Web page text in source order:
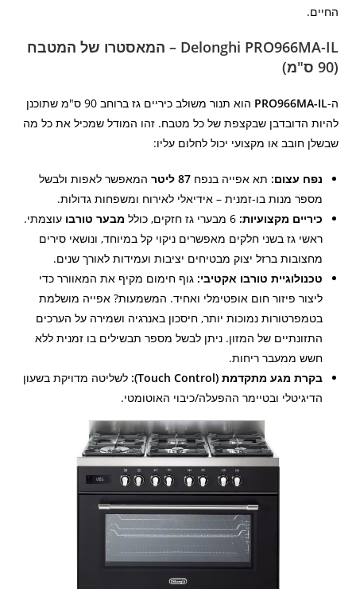
החיים.
Delonghi PRO966MA-IL – המאסטרו של המטבח
(90 ס"מ)
ה-PRO966MA-IL
הוא תנור משולב כיריים גז ברוחב 90 ס"מ שתוכנן
להיות הדובדבן שבקצפת של כל מטבח. זהו המודל שמכיל את כל מה
שבשלן חובב או מקצועי יכול לחלום עליו:
נפח עצום: תא אפייה בנפח87 ליטר
המאפשר לאפות ולבשל
מספר מנות בו-זמנית – אידיאלי לאירוח ומשפחות גדולות.
כיריים מקצועיות: 6 מבערי גז חזקים, כולל מבער טורבו עוצמתי.
ראשי גז בשני חלקים מאפשרים ניקוי קל במיוחד, ונושאי סירים
מחצובות ברזל יצוק מבטיחים יציבות ועמידות לאורך שנים.
טכנולוגיית טורבו אקטיבי: גוף חימום מקיף את המאוורר כדי
ליצור פיזור חום אופטימלי ואחיד. המשמעות? אפייה מושלמת
בטמפרטורות נמוכות יותר, חיסכון באנרגיה ושמירה על הערכים
התזונתיים של המזון. ניתן לבשל מספר תבשילים בו זמנית ללא
חשש ממעבר ריחות.
בקרת מגע מתקדמת (Touch Control):
לשליטה מדויקת בשעון
הדיגיטלי ובטיימר ההפעלה/כיבוי האוטומטי.